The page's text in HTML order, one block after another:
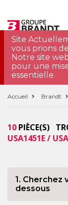
Site
vous prions
Notre site
pour une
essentielle.
Accueil Brandt
10 PIÈCE(S)
USA1451E /
1. Cherchez
dessous